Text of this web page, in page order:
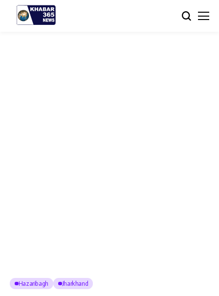
Hazaribagh Jharkhand